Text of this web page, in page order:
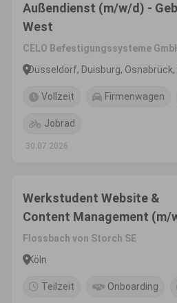
Außendienst (m/w/d) -
West
CELO Befestigungssysteme
Düsseldorf, Duisburg,
Vollzeit Firmenwagen
Jobrad
30.07.2026
Werkstudent Website &
Content Management (m/
Flossbach von Storch SE
Köln
Teilzeit Onboarding